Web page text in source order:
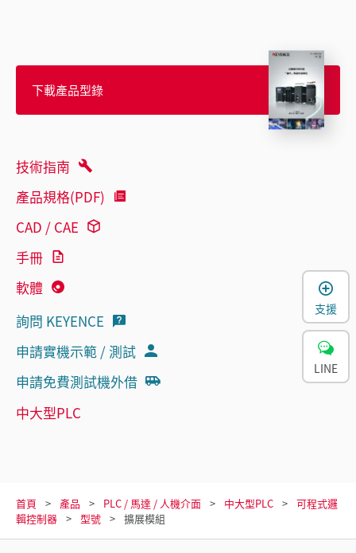
下載產品型錄
技術指南
產品規格(PDF)
CAD / CAE
手冊
軟體
詢問 KEYENCE
申請實機示範 / 測試
申請免費測試機外借
中大型PLC
首頁 產品 PLC / 馬達 / 人機介面 中大型PLC
可程式邏
輯控制器
型號 擴展模組
支援
LINE